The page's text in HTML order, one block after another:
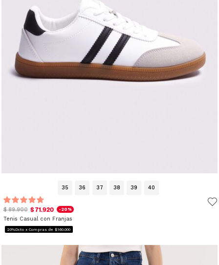
35 36 37 38 39 40
$ 89.900 $ 71.920 -20%
Tenis Casual con Franjas
20%Dcto x Compras de $160.000